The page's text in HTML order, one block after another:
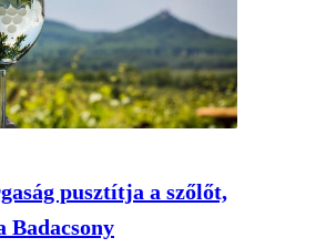
pusztítja a szőlőt,
Badacsony